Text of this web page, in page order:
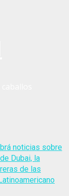
noticias sobre
Dubai, la
de las